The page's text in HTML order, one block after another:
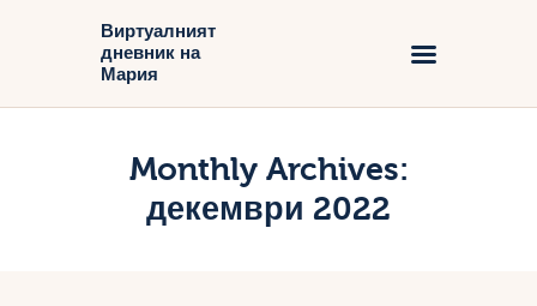
Виртуалният
дневник на
Мария
Monthly Archives:
декември 2022
Виртуалният дневник на Мария
Блог